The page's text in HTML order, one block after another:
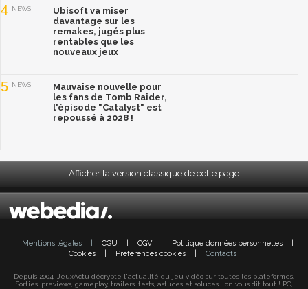
4 NEWS
Ubisoft va miser
davantage sur les
remakes, jugés plus
rentables que les
nouveaux jeux
5 NEWS
Mauvaise nouvelle pour
les fans de Tomb Raider,
l'épisode "Catalyst" est
repoussé à 2028 !
Afficher la version classique de cette page
Mentions légales CGU CGV Politique données personnelles
Cookies
Préférences cookies Contacts
Depuis 2004, JeuxActu décrypte l'actualité du jeu vidéo sur toutes les plateformes.
Sorties, previews, gameplay, trailers, tests, astuces et soluces... on vous dit tout ! PC,